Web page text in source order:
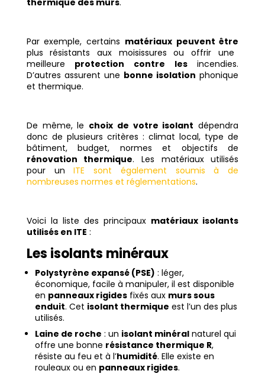
thermique des murs.
Par exemple, certains matériaux peuvent être
plus résistants aux moisissures ou offrir une
meilleure protection contre lesincendies.
D’autres assurent une bonne isolation phonique
et thermique.
De même, le choix de votre isolant dépendra
donc de plusieurs critères : climat local, type de
bâtiment, budget, normes et objectifs de
rénovation thermique. Les matériaux utilisés
pour un
ITE sont également soumis à de
nombreuses normes et réglementations.
Voici la liste des principaux matériaux isolants
utilisés en ITE :
Les isolants minéraux
Polystyrène expansé (PSE) : léger,
économique, facile à manipuler, il est disponible
en panneaux rigidesfixés aux murs sous
enduit. Cet isolant thermique est l’un des plus
utilisés.
Laine de roche : un isolant minéralnaturel qui
offre une bonne résistance thermique R,
résiste au feu et à l’humidité. Elle existe en
rouleaux ou en panneaux rigides.